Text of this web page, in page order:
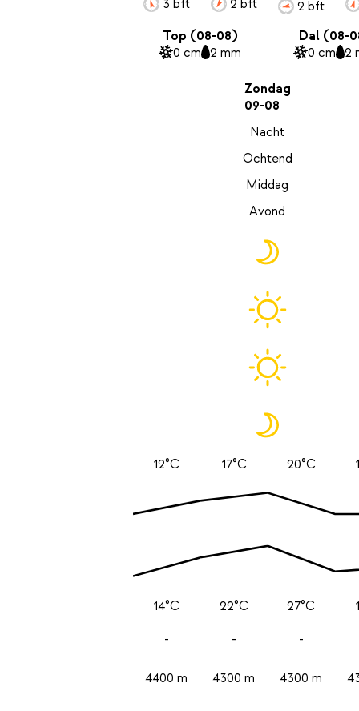
3 bft 2 bft 2 bft
Top (08-08)
0 cm 2 mm
Dal (08-
0 cm 2
Zondag
09-08
Nacht
Ochtend
Middag
Avond
12°C
14°C
-
4400 m
17°C
22°C
-
4300 m
20°C
27°C
-
4300 m